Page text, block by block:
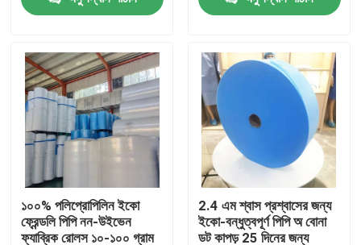
উদ্ধৃতির জন্য আবেদন
নিষ্পত্তিযোগ্য প্রতিরক্ষামূলক পরিধান
নিষ্পত্তিযোগ্য সুরক্ষা স্যুট
ডিসপোজেবল প্রতিরক্ষামূলক সামগ্রিক rall
১০০% পলিপ্রোপিলিন ইকো
ফ্রেন্ডলি পিপি নন-উইভেন
ফ্যাব্রিক রোলস ১০-১০০ গ্রাম
2.4 এম শ্বাস প্রশ্বাসের জন্য
ইকো-বন্ধুত্বপূর্ণ পিপি অ বোনা
ডট কাপড় 25 দিনের জন্য